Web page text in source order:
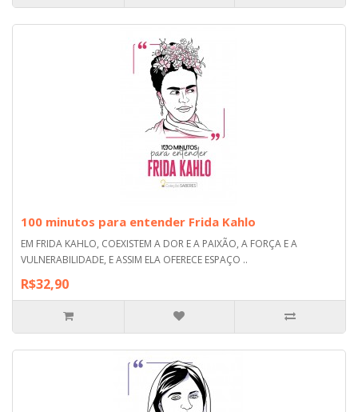
100 minutos para entender Frida Kahlo
EM FRIDA KAHLO, COEXISTEM A DOR E A PAIXÃO, A FORÇA E A
VULNERABILIDADE, E ASSIM ELA OFERECE ESPAÇO ..
R$32,90